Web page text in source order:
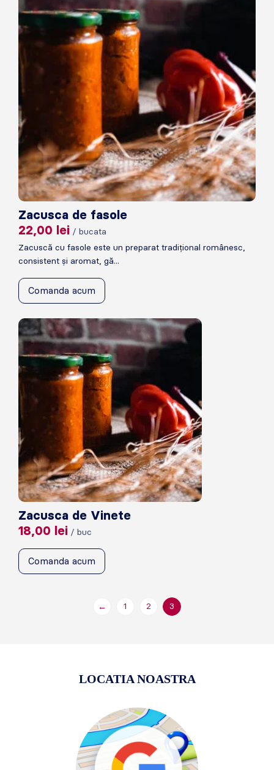
Zacusca de fasole
22,00 lei / bucata
Zacuscă cu fasole este un preparat tradițional românesc,
consistent și aromat, gă...
Comanda acum
Zacusca de Vinete
18,00 lei / buc
Comanda acum
← 1 2 3
LOCATIA NOASTRA